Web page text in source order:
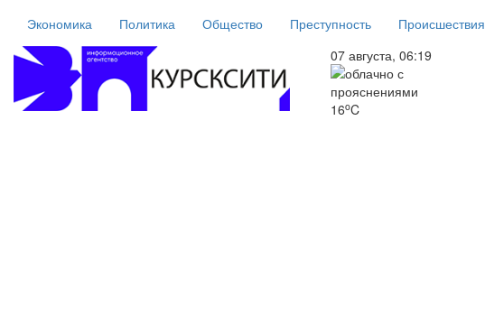
Экономика Политика Общество Преступность Происшествия
07 августа, 06:19
16oC